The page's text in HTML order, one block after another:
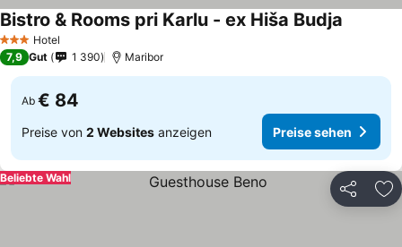
3 SterneHotel
Bistro & Rooms pri Karlu - ex Hiša Budja
7,9 Gut 1 390 Maribor
Ab € 84
Preise von 2 Websites anzeigen Preise sehen
Teilen
Beliebte Wahl